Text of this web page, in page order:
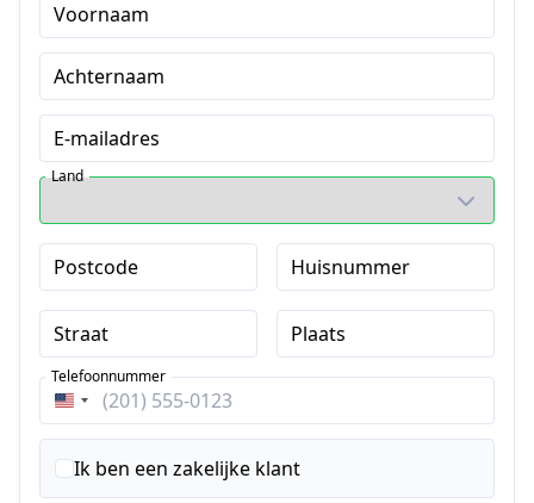
Voornaam
Achternaam
E-mailadres
Land
Postcode Huisnummer
Straat Plaats
Verenigde
Staten
+1
Telefoonnummer
Ik ben een zakelijke klant